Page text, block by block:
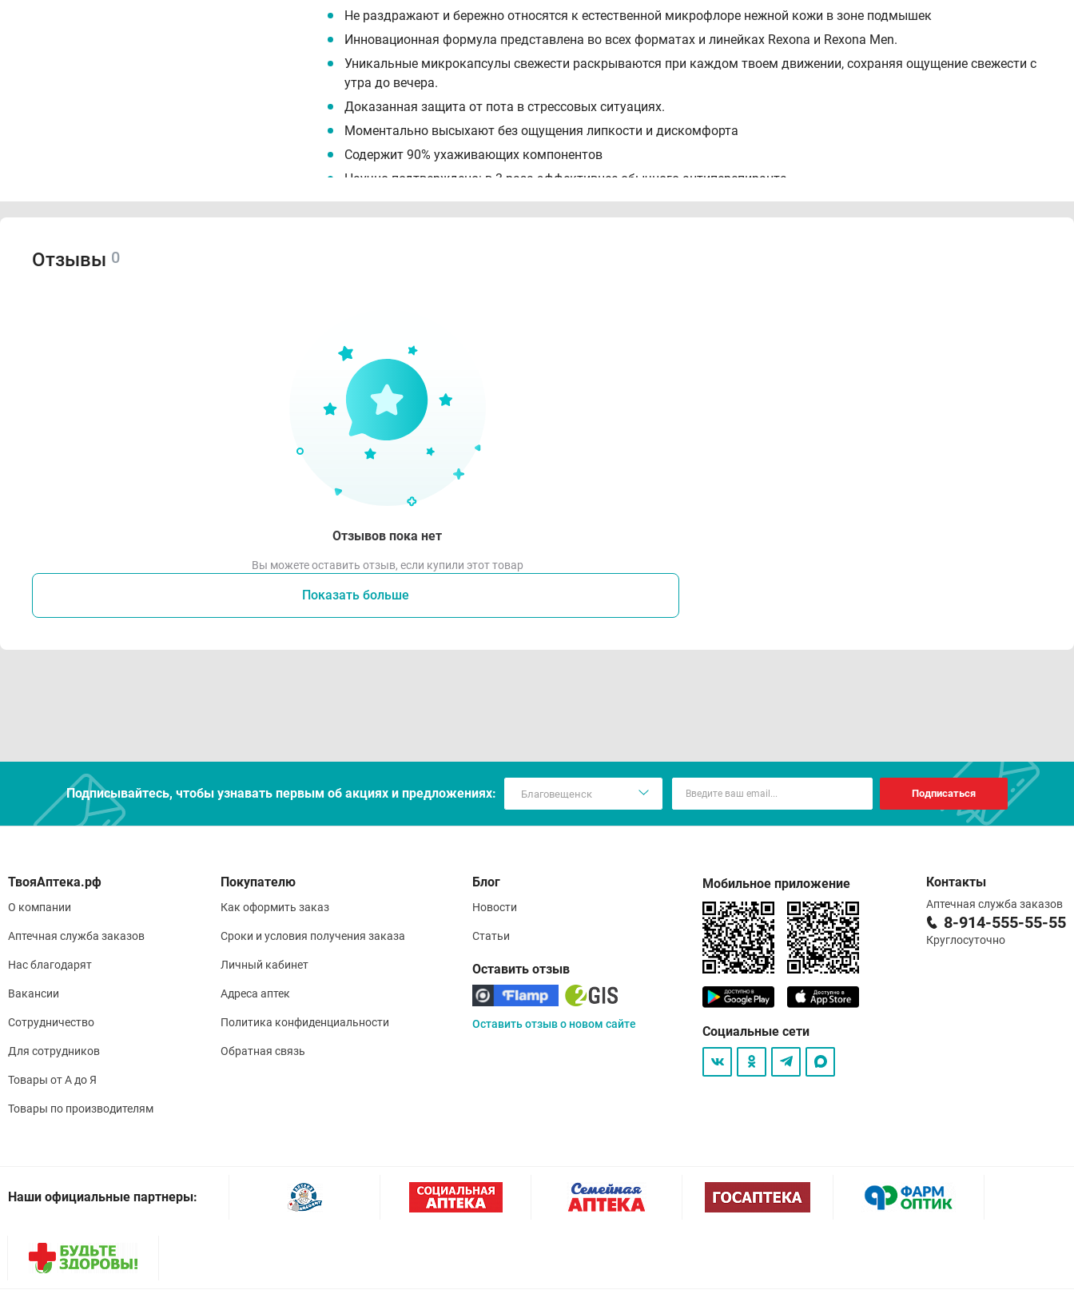
Не раздражают и бережно относятся к естественной микрофлоре нежной кожи в зоне подмышек
Инновационная формула представлена во всех форматах и линейках Rexona и Rexona Men.
Уникальные микрокапсулы свежести раскрываются при каждом твоем движении, сохраняя ощущение свежести с
утра до вечера.
Доказанная защита от пота в стрессовых ситуациях.
Моментально высыхают без ощущения липкости и дискомфорта
Содержит 90% ухаживающих компонентов
Научно подтверждено: в 3 раза эффективнее обычного антиперспиранта.
Эффективно предотвращают появление белых следов и желтых пятен на одежде и коже.
Hydrolyzed Corn Starch, Silica, BHT, Alpha-Isomethyl Ionone, Benzyl Alcohol, Benzyl Salicylate, Butylphenyl Methylpropional,
Coumarin, Hexyl Cinnamal, Isoeugenol, Limonene, Linalool.
Способ применения
Поверните основание контейнера по стрелке и проведите \"карандашом\" по чистой и сухой коже
подмышек.
Отзывы 0
Отзывов пока нет
Вы можете оставить отзыв, если купили этот товар
Показать больше
Подписывайтесь, чтобы узнавать первым об акцияx и предложениях: Подписаться
О компании
Аптечная служба заказов
Нас благодарят
Вакансии
Сотрудничество
Для сотрудников
Товары от А до Я
Товары по производителям
Покупателю
Как оформить заказ
Сроки и условия получения заказа
Личный кабинет
Адреса аптек
Политика конфиденциальности
Обратная связь
Блог
Новости
Статьи
Оставить отзыв
Оставить отзыв о новом сайте
Мобильное приложение
Социальные сети
Контакты
Аптечная служба заказов
8-914-555-55-55
Круглосуточно
Наши официальные партнеры: